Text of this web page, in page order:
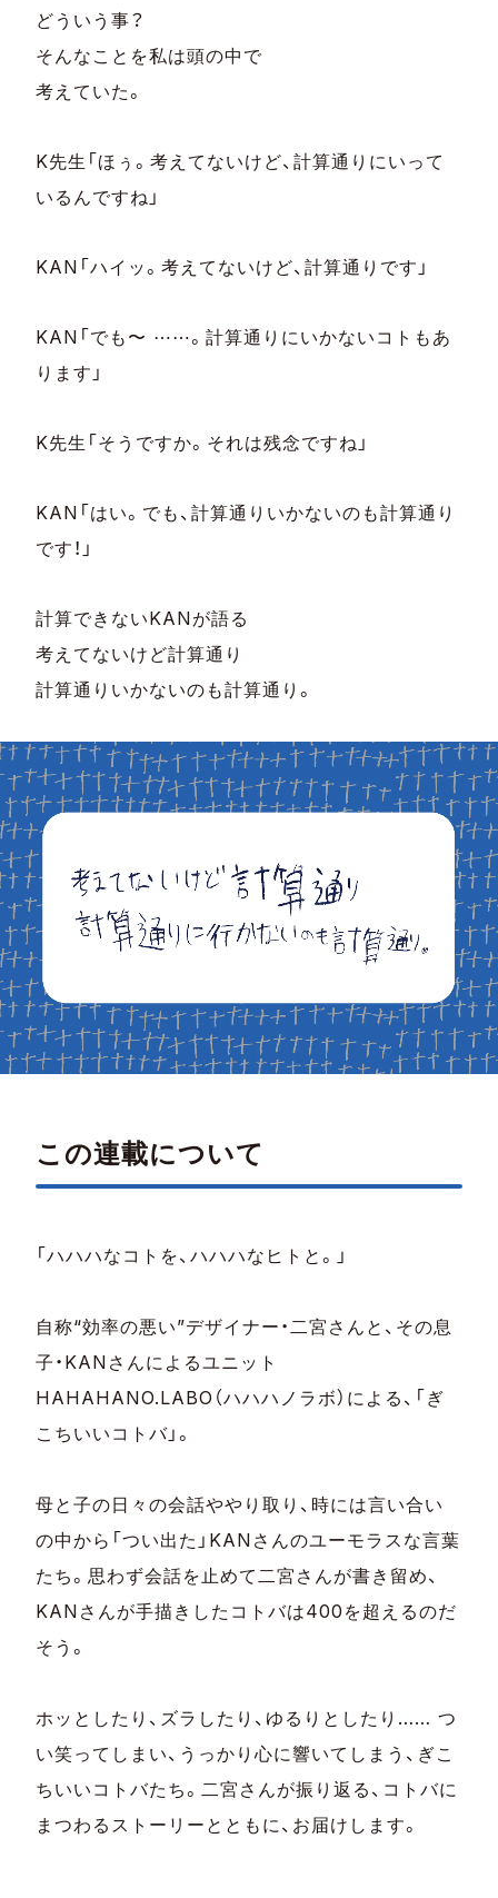
どういう事？
そんなことを私は頭の中で
考えていた。
K先生「ほぅ。考えてないけど、計算通りにいって
いるんですね」
KAN「ハイッ。考えてないけど、計算通りです」
KAN「でも〜 ⋯⋯。計算通りにいかないコトもあ
ります」
K先生「そうですか。それは残念ですね」
KAN「はい。でも、計算通りいかないのも計算通り
です！」
計算できないKANが語る
考えてないけど計算通り
計算通りいかないのも計算通り。
この連載について
「ハハハなコトを、ハハハなヒトと。」
自称“効率の悪い”デザイナー・二宮さんと、その息
子・KANさんによるユニット
HAHAHANO.LABO（ハハハノラボ）による、「ぎ
こちいいコトバ」。
母と子の日々の会話ややり取り、時には言い合い
の中から「つい出た」KANさんのユーモラスな言葉
たち。思わず会話を止めて二宮さんが書き留め、
KANさんが手描きしたコトバは400を超えるのだ
そう。
ホッとしたり、ズラしたり、ゆるりとしたり…… つ
い笑ってしまい、うっかり心に響いてしまう、ぎこ
ちいいコトバたち。二宮さんが振り返る、コトバに
まつわるストーリーとともに、お届けします。